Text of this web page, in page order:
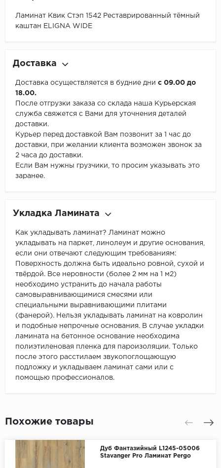
Ламинат Квик Стэп 1542 Реставрированный тёмный
каштан ELIGNA WIDE
Доставка
Доставка осуществляется в будние дни с 09.00 до
18.00.
После отгрузки заказа со склада наша Курьерская
служба свяжется с Вами для уточнения деталей
доставки.
Курьер перед доставкой Вам позвонит за 1 час до
доставки, при желании клиента возможен звонок за
2 часа до доставки.
Если Вам нужны грузчики, то просим указывать это
заранее.
Укладка Ламината
Как укладывать ламинат? Ламинат можно
укладывать на паркет, линолеум и другие основания,
если они отвечают следующим требованиям:
Поверхность должна быть идеально ровной, сухой и
твёрдой. Все неровности (более 2 мм на 1 м2)
необходимо устранить до начала работы
самовыравнивающимися смесями или
специальными выравнивающими плитами
(фанерой). Нельзя укладывать ламинат на ковролин
и подобные непрочные основания. В случае укладки
ламината на бетонное основание необходима
полиэтиленовая пленка для пароизоляции. Только
после этого расстилаем звукопоглощающую
подложку и укладываем ламинат сами или с
помощью профессионалов.
Похожие товары
Дуб Фантазийный L1245-05006
Stavanger Pro Ламинат Pergo